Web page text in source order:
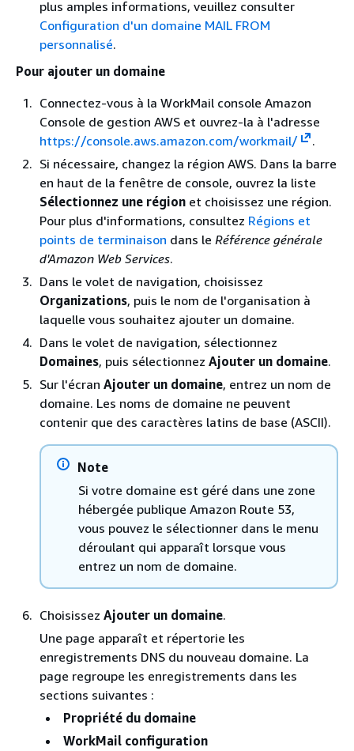
plus amples informations, veuillez consulter
Configuration d'un domaine MAIL FROM
personnalisé.
Pour ajouter un domaine
Connectez-vous à la WorkMail console Amazon
Console de gestion AWS et ouvrez-la à l'adresse
https://console.aws.amazon.com/workmail/
.
Si nécessaire, changez la région AWS. Dans la barre
en haut de la fenêtre de console, ouvrez la liste
Sélectionnez une région et choisissez une région.
Pour plus d'informations, consultez Régions et
points de terminaison dans le Référence générale
d'Amazon Web Services.
Dans le volet de navigation, choisissez
Organizations, puis le nom de l'organisation à
laquelle vous souhaitez ajouter un domaine.
Dans le volet de navigation, sélectionnez
Domaines, puis sélectionnez Ajouter un domaine.
Sur l'écran Ajouter un domaine, entrez un nom de
domaine. Les noms de domaine ne peuvent
contenir que des caractères latins de base (ASCII).
Note
Si votre domaine est géré dans une zone
hébergée publique Amazon Route 53,
vous pouvez le sélectionner dans le menu
déroulant qui apparaît lorsque vous
entrez un nom de domaine.
Choisissez Ajouter un domaine.
Une page apparaît et répertorie les
enregistrements DNS du nouveau domaine. La
page regroupe les enregistrements dans les
sections suivantes :
Propriété du domaine
WorkMail configuration